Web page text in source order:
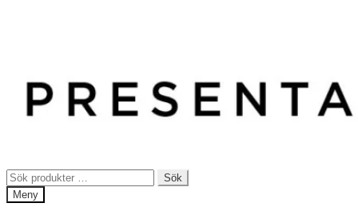
Sök
efter:
Sök
Meny